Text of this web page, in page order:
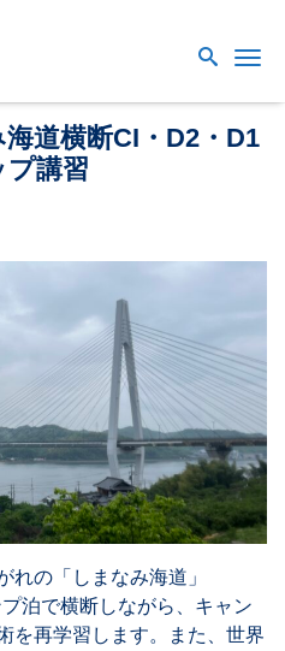
道横断CI・D2・D1
プ講習
れの「しまなみ海道」
泊で横断しながら、キャン
を再学習します。また、世界